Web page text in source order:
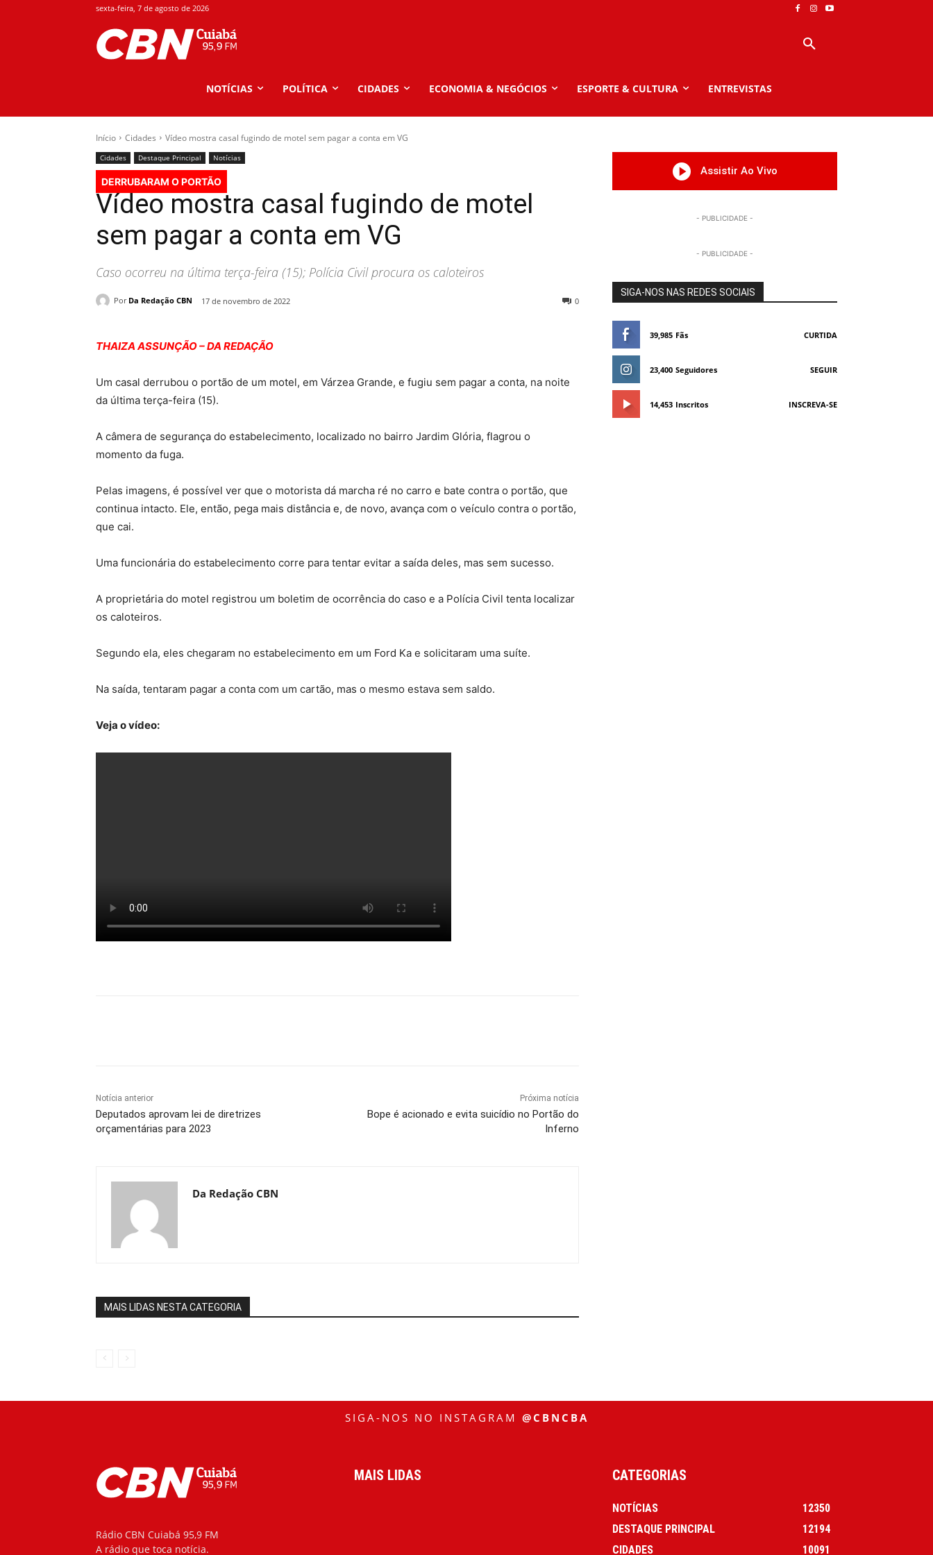
sexta-feira, 7 de agosto de 2026
NOTÍCIAS POLÍTICA CIDADES ECONOMIA & NEGÓCIOS ESPORTE & CULTURA ENTREVISTAS
Início Cidades Vídeo mostra casal fugindo de motel sem pagar a conta em VG
Cidades Destaque Principal Notícias
DERRUBARAM O PORTÃO
Vídeo mostra casal fugindo de motel
sem pagar a conta em VG
Caso ocorreu na última terça-feira (15); Polícia Civil procura os caloteiros
Por Da Redação CBN 17 de novembro de 2022 0
THAIZA ASSUNÇÃO – DA REDAÇÃO
Um casal derrubou o portão de um motel, em Várzea Grande, e fugiu sem pagar a conta, na noite
da última terça-feira (15).
A câmera de segurança do estabelecimento, localizado no bairro Jardim Glória, flagrou o
momento da fuga.
Pelas imagens, é possível ver que o motorista dá marcha ré no carro e bate contra o portão, que
continua intacto. Ele, então, pega mais distância e, de novo, avança com o veículo contra o portão,
que cai.
Uma funcionária do estabelecimento corre para tentar evitar a saída deles, mas sem sucesso.
A proprietária do motel registrou um boletim de ocorrência do caso e a Polícia Civil tenta localizar
os caloteiros.
Segundo ela, eles chegaram no estabelecimento em um Ford Ka e solicitaram uma suíte.
Na saída, tentaram pagar a conta com um cartão, mas o mesmo estava sem saldo.
Veja o vídeo:
Notícia anterior
Deputados aprovam lei de diretrizes
orçamentárias para 2023
Próxima notícia
Bope é acionado e evita suicídio no Portão do
Inferno
Da Redação CBN
MAIS LIDAS NESTA CATEGORIA
Assistir Ao Vivo
- PUBLICIDADE -
- PUBLICIDADE -
SIGA-NOS NAS REDES SOCIAIS
39,985 Fãs CURTIDA
23,400 Seguidores SEGUIR
14,453 Inscritos INSCREVA-SE
SIGA-NOS NO INSTAGRAM @CBNCBA
Rádio CBN Cuiabá 95,9 FM
A rádio que toca notícia.
MAIS LIDAS CATEGORIAS
NOTÍCIAS
12350
DESTAQUE PRINCIPAL
12194
CIDADES
10091